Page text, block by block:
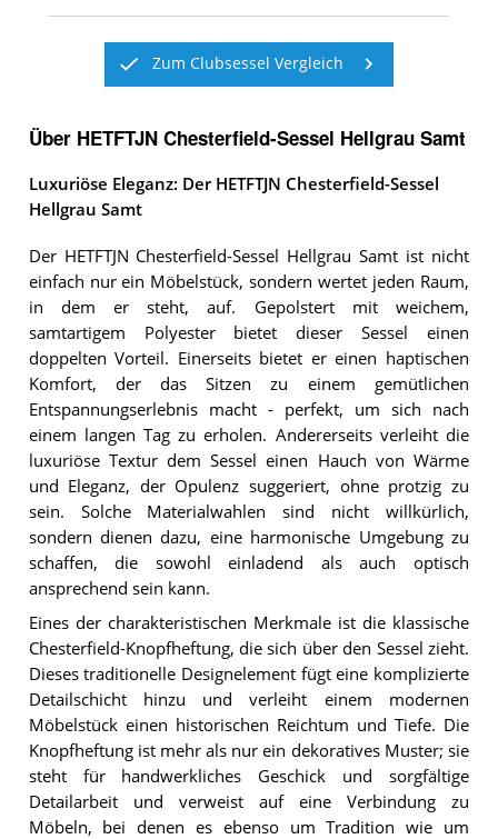
Zum Clubsessel Vergleich
Über HETFTJN Chesterfield-Sessel Hellgrau Samt
Luxuriöse Eleganz: Der HETFTJN Chesterfield-Sessel
Hellgrau Samt
Der HETFTJN Chesterfield-Sessel Hellgrau Samt ist nicht
einfach nur ein Möbelstück, sondern wertet jeden Raum,
in dem er steht, auf. Gepolstert mit weichem,
samtartigem Polyester bietet dieser Sessel einen
doppelten Vorteil. Einerseits bietet er einen haptischen
Komfort, der das Sitzen zu einem gemütlichen
Entspannungserlebnis macht - perfekt, um sich nach
einem langen Tag zu erholen. Andererseits verleiht die
luxuriöse Textur dem Sessel einen Hauch von Wärme
und Eleganz, der Opulenz suggeriert, ohne protzig zu
sein. Solche Materialwahlen sind nicht willkürlich,
sondern dienen dazu, eine harmonische Umgebung zu
schaffen, die sowohl einladend als auch optisch
ansprechend sein kann.
Eines der charakteristischen Merkmale ist die klassische
Chesterfield-Knopfheftung, die sich über den Sessel zieht.
Dieses traditionelle Designelement fügt eine komplizierte
Detailschicht hinzu und verleiht einem modernen
Möbelstück einen historischen Reichtum und Tiefe. Die
Knopfheftung ist mehr als nur ein dekoratives Muster; sie
steht für handwerkliches Geschick und sorgfältige
Detailarbeit und verweist auf eine Verbindung zu
Möbeln, bei denen es ebenso um Tradition wie um